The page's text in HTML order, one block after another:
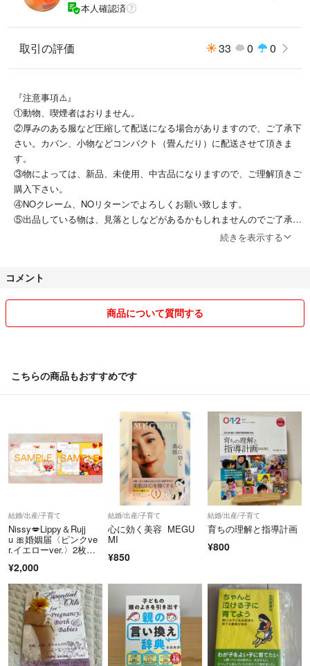
本人確認済
取引の評価 33 0 0
『注意事項⚠️』
①動物、喫煙者はおりません。
②厚みのある服など圧縮して配送になる場合がありますので、ご了承下
さい。カバン、小物などコンパクト（畳んだり）に配送させて頂きま
す。
③物によっては、新品、未使用、中古品になりますので、ご理解頂きご
購入下さい。
④NOクレーム、NOリターンでよろしくお願い致します。
⑤出品している物は、見落としなどがあるかもしれませんのでご了承下
⑦トラブル防止の為、キャンセル、専用出品、取り置き、商品発送後の
⑧畳んで保管していたので、シワになっている物もあります。
⑨商品が手元に受け取り次第、取引評価よろしくお願いします。
続きを表示する
コメント
商品について質問する
こちらの商品もおすすめです
結婚/出産/子育て
Nissy💋Lippy＆Rujj
u 🎀婚姻届〈ピンクve
r.イエローver.〉2枚セ
¥2,000
結婚/出産/子育て
心に効く美容 MEGU
MI
¥850
結婚/出産/子育て
育ちの理解と指導計画
¥800